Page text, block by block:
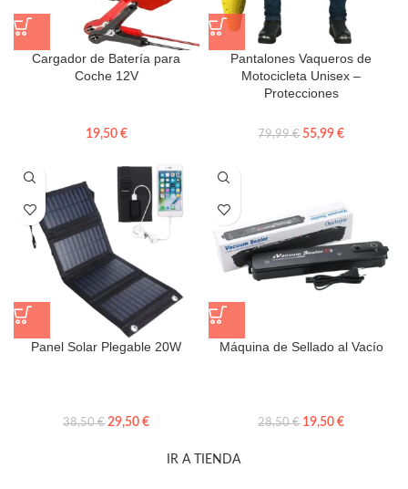
Cargador de Batería para
Coche 12V
19,50 €
Pantalones Vaqueros de
Motocicleta Unisex –
Protecciones
79,99€ 55,99€
Panel Solar Plegable 20W
38,50€ 29,50€
Máquina de Sellado al Vacío
28,50€ 19,50€
IR A TIENDA